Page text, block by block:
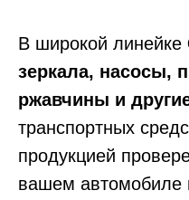
В широкой линейке
зеркала, насосы,
ржавчины и
транспортных
продукцией
вашем автомобиле